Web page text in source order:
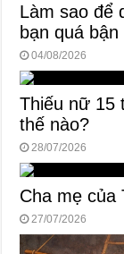
Làm sao để
bạn quá bận
04/08/2026
Thiếu nữ 15
thế nào?
28/07/2026
Cha mẹ của
27/07/2026